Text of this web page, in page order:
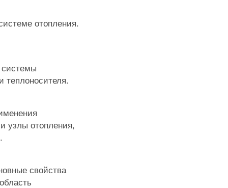
отопления.
системы
теплоносителя.
узлы отопления,
свойства